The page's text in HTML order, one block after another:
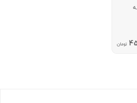
تومان